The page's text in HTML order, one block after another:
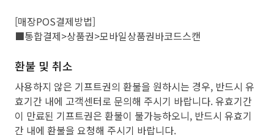
[매장POS결제방법]
■통합결제>상품권>모바일상품권바코드스캔
환불 및 취소
사용하지 않은 기프트권의 환불을 원하시는 경우, 반드시 유
효기간 내에 고객센터로 문의해 주시기 바랍니다. 유효기간
이 만료된 기프트권은 환불이 불가능하오니, 반드시 유효기
간 내에 환불을 요청해 주시기 바랍니다.